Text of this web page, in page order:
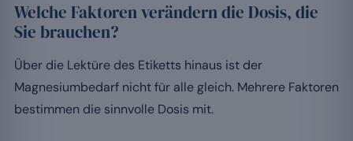
Welche Faktoren verändern die Dosis, die
Sie brauchen?
Über die Lektüre des Etiketts hinaus ist der
Magnesiumbedarf nicht für alle gleich. Mehrere Faktoren
bestimmen die sinnvolle Dosis mit.